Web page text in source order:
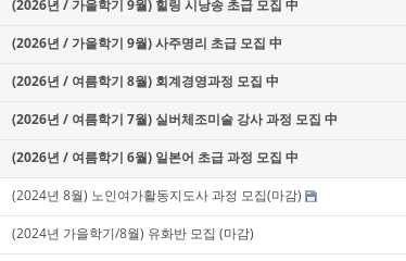
(2026년 / 가을학기 9월) 힐링 시낭송 초급 모집 中
(2026년 / 가을학기 9월) 사주명리 초급 모집 中
(2026년 / 여름학기 8월) 회계경영과정 모집 中
(2026년 / 여름학기 7월) 실버체조미술 강사 과정 모집 中
(2026년 / 여름학기 6월) 일본어 초급 과정 모집 中
(2024년 8월) 노인여가활동지도사 과정 모집(마감)
(2024년 가을학기/8월) 유화반 모집 (마감)